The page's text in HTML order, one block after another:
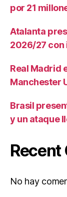
por 21
Atalanta
2026/27 con
Real Madrid
Manchester
Brasil
y un ataque
Recent
No hay